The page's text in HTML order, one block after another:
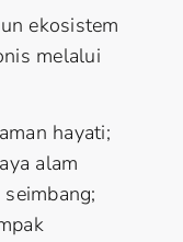
ekosistem
melalui
hayati;
alam